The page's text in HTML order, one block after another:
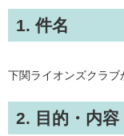
1. 件名
下関ライオンズクラ
2. 目的・内容